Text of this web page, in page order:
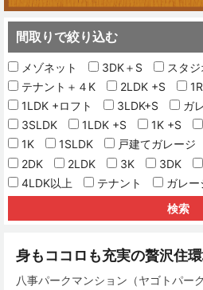
間取りで絞り込む
メゾネット 3DK＋S
スタ
テナント＋４K
2LDK +S
1LDK +ロフト
3LDK+S ガ
3SLDK
1LDK +S 1K +S
1K
1SLDK 戸建てガレージ
2DK
2LDK 3K 3DK
4LDK以上
テナント ガレー
身もココロも充実の贅沢住
八事パークマンション（ヤゴトパー